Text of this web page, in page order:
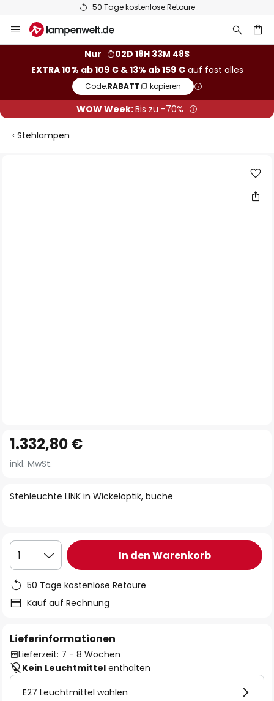
50 Tage kostenlose Retoure
Inhalt
Nur
02D 18H 33M 47S
EXTRA 10% ab 109 € & 13% ab 159 €auf fast alles
Code:RABATT kopieren
WOW Week:Bis zu -70%
Stehlampen
Anfang
der
springen
Stehleuchte LINK in Wickeloptik, buche
1.332,80 €
inkl. MwSt.
1 In den Warenkorb
50 Tage kostenlose Retoure
Kauf auf Rechnung
Lieferinformationen
Lieferzeit: 7 - 8 Wochen
Kein Leuchtmittel enthalten
E27 Leuchtmittel wählen